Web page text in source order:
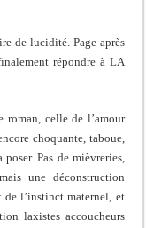
de lucidité. Page après
répondre à LA
roman, celle de l’amour
choquante, taboue,
Pas de mièvreries,
une déconstruction
de l’instinct maternel, et
laxistes accoucheurs